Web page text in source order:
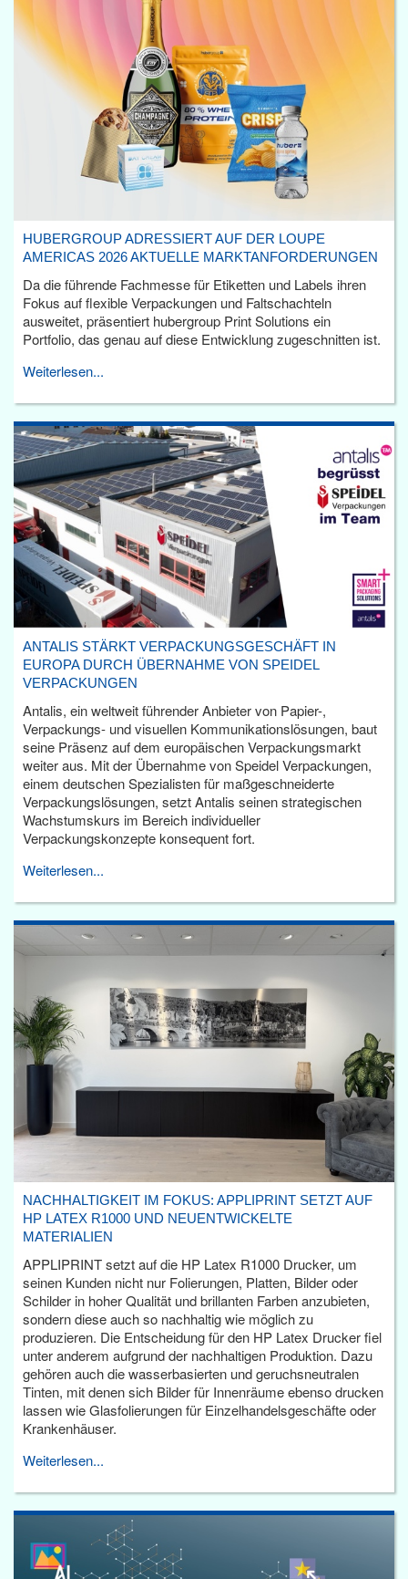
HUBERGROUP ADRESSIERT AUF DER LOUPE
AMERICAS 2026 AKTUELLE MARKTANFORDERUNGEN
Da die führende Fachmesse für Etiketten und Labels ihren
Fokus auf flexible Verpackungen und Faltschachteln
ausweitet, präsentiert hubergroup Print Solutions ein
Portfolio, das genau auf diese Entwicklung zugeschnitten ist.
Weiterlesen...
ANTALIS STÄRKT VERPACKUNGSGESCHÄFT IN
EUROPA DURCH ÜBERNAHME VON SPEIDEL
VERPACKUNGEN
Antalis, ein weltweit führender Anbieter von Papier-,
Verpackungs- und visuellen Kommunikationslösungen, baut
seine Präsenz auf dem europäischen Verpackungsmarkt
weiter aus. Mit der Übernahme von Speidel Verpackungen,
einem deutschen Spezialisten für maßgeschneiderte
Verpackungslösungen, setzt Antalis seinen strategischen
Wachstumskurs im Bereich individueller
Verpackungskonzepte konsequent fort.
Weiterlesen...
NACHHALTIGKEIT IM FOKUS: APPLIPRINT SETZT AUF
HP LATEX R1000 UND NEUENTWICKELTE
MATERIALIEN
APPLIPRINT setzt auf die HP Latex R1000 Drucker, um
seinen Kunden nicht nur Folierungen, Platten, Bilder oder
Schilder in hoher Qualität und brillanten Farben anzubieten,
sondern diese auch so nachhaltig wie möglich zu
produzieren. Die Entscheidung für den HP Latex Drucker fiel
unter anderem aufgrund der nachhaltigen Produktion. Dazu
gehören auch die wasserbasierten und geruchsneutralen
Tinten, mit denen sich Bilder für Innenräume ebenso drucken
lassen wie Glasfolierungen für Einzelhandelsgeschäfte oder
Krankenhäuser.
Weiterlesen...